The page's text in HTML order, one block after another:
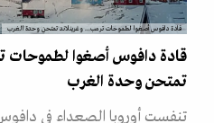
قادة دافوس أصغوا لطموحات ترمب... وغرينلاند تمتحن وحدة الغرب
قادة دافوس أصغوا لطموحات
تمتحن وحدة الغرب
تنفست أوروبا الصعداء في